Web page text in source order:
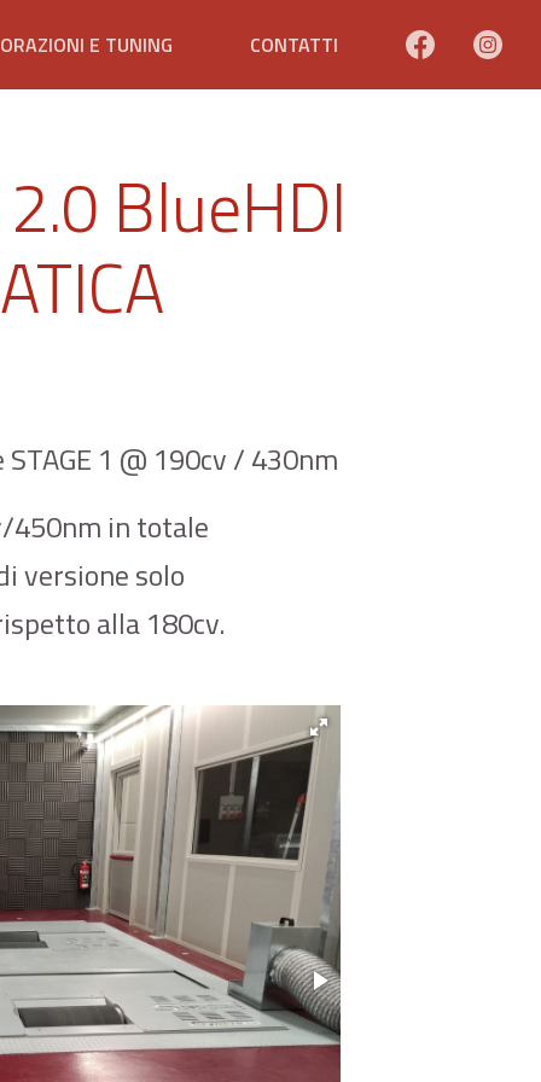
E TUNING CONTATTI
BlueHDI
1 @ 190cv / 430nm
450nm in totale
versione solo
alla 180cv.